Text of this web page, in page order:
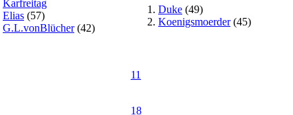
Karfreitag
Elias (57)
G.L.vonBlücher(42)
Duke (49)
Koenigsmoerder(45)
11
18